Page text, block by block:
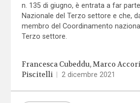
n. 135 di giugno, è entrata a far
Nazionale del Terzo settore e che,
membro del Coordinamento
Terzo settore.
Francesca Cubeddu Marco
Piscitelli
2 dicembre 2021